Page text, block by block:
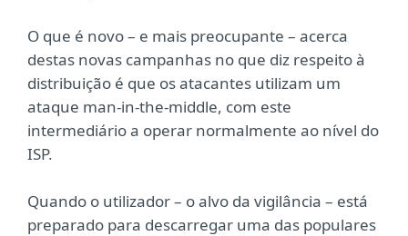
O que é novo – e mais preocupante – acerca
destas novas campanhas no que diz respeito à
distribuição é que os atacantes utilizam um
ataque man-in-the-middle, com este
intermediário a operar normalmente ao nível do
ISP.
Quando o utilizador – o alvo da vigilância – está
preparado para descarregar uma das populares